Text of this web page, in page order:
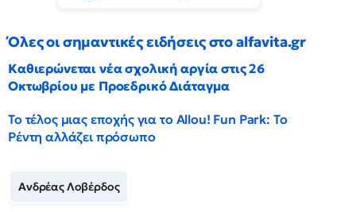
Όλες οι σημαντικές ειδήσεις στο alfavita.gr
Καθιερώνεται νέα σχολική αργία στις 26
Οκτωβρίου με Προεδρικό Διάταγμα
Το τέλος μιας εποχής για το Allou! Fun Park: Το
Ρέντη αλλάζει πρόσωπο
Ανδρέας Λοβέρδος